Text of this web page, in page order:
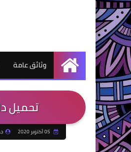
الرئيسية
وثائق عامة
تحميل